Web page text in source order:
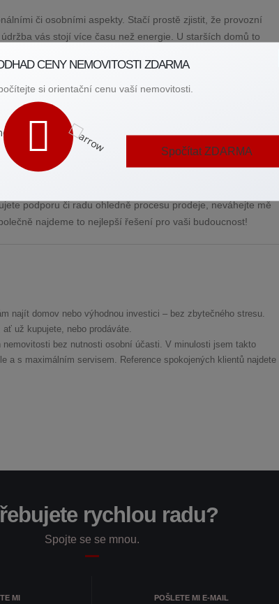
či osobními aspekty. Stačí prostě zjistit, že provozní
vás stojí více času než energie. U starších domů to
a renovace, není ostuda zvážit jejich prodej.
výnosnost. Pokud vaše pronájmy generují stále menší zisky
variantou prodat nemovitost někomu jinému. Nový
naopak ukazuje vaši sílu rozpoznat příležitosti ke zlepšení
podporu či radu ohledně procesu prodeje, neváhejte mě
najdeme to nejlepší řešení pro vaši budoucnost!
najít domov nebo výhodnou investici – bez zbytečného stresu.
už kupujete, nebo prodáváte.
bez nutnosti osobní účasti. V minulosti jsem takto
a s maximálním servisem. Reference spokojených klientů najdete
rychlou radu?
Spojte se se mnou.
MI POŠLETE MI E-MAIL
CENY NEMOVITOSTI ZDARMA
si orientační cenu vaší nemovitosti.
Spočítat ZDARMA